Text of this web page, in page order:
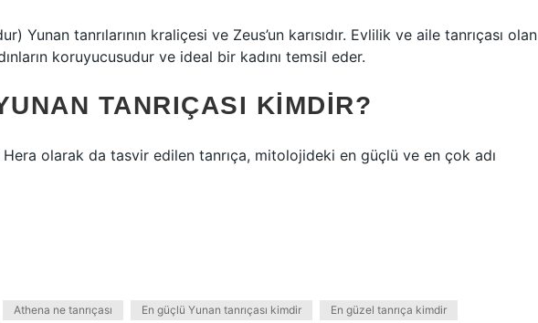
Yunan tanrılarının kraliçesi ve Zeus’un karısıdır. Evlilik ve aile tanrıçası olan
koruyucusudur ve ideal bir kadını temsil eder.
TANRIÇASI KIMDIR?
olarak da tasvir edilen tanrıça, mitolojideki en güçlü ve en çok adı
Athena ne tanrıçası En güçlü Yunan tanrıçası kimdir En güzel tanrıça kimdir